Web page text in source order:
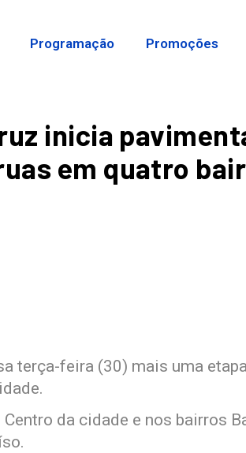
Programação Promoções
inicia
em quatro
terça-feira (30) mais uma
da cidade e nos bairros